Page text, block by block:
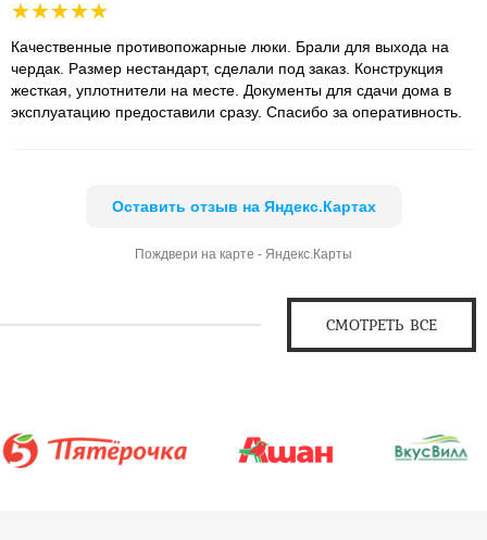
Качественные противопожарные люки. Брали для выхода на
чердак. Размер нестандарт, сделали под заказ. Конструкция
жесткая, уплотнители на месте. Документы для сдачи дома в
эксплуатацию предоставили сразу. Спасибо за оперативность.
Оставить отзыв на Яндекс.Картах
Пождвери на карте - Яндекс.Карты
СМОТРЕТЬ ВСЕ